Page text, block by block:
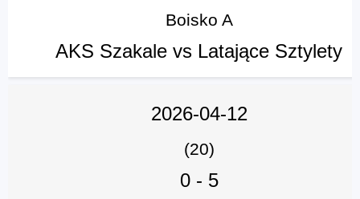
Boisko A
AKS Szakale vs Latające Sztylety
2026-04-12
(20)
0- 5